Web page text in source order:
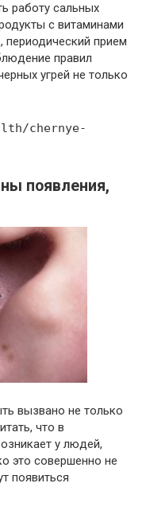
работу сальных
с витаминами
прием
правил
угрей не только
chernye-
появления,
вызвано не только
что в
у людей,
это совершенно не
появиться